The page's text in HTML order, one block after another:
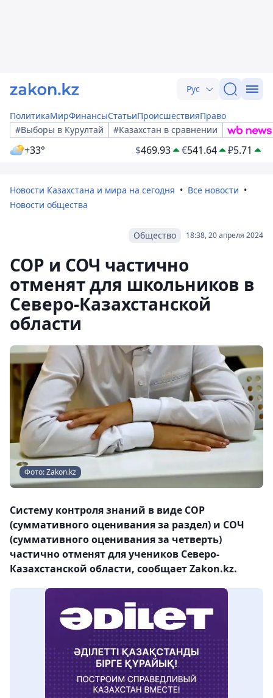
Рус
ПолитикаМирФинансыСтатьиПроисшествияПраво
#Выборы в Курултай
#Казахстан в сравнении
+33° $469.93 €541.64 ₽5.71
Новости Казахстана и мира на сегодня
Все новости
Новости общества
18:38, 20 апреля 2024
Общество
СОР и СОЧ частично
отменят для школьников в
Северо-Казахстанской
области
Фото: Zakon.kz
Систему контроля знаний в виде СОР
(суммативного оценивания за раздел) и СОЧ
(суммативного оценивания за четверть)
частично отменят для учеников Северо-
Казахстанской области, сообщает Zakon.kz.